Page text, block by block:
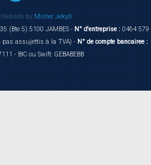
byMister Jekyll
(Bte 5) 5100 JAMBES -N° d'entreprise :0464 579
pas assujettis à la TVA) -N° de compte bancairee :
- BIC ou Swift: GEBABEBB